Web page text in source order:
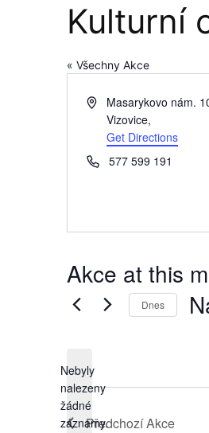
Kulturní
« Všechny Akce
AddressMasarykovo nám.
Vizovice,
Get Directions
Phone577 599 191
Akce at this
Notice
Nebyly
nalezeny
žádné
záznamy.
Dnes
PředchozíAkce